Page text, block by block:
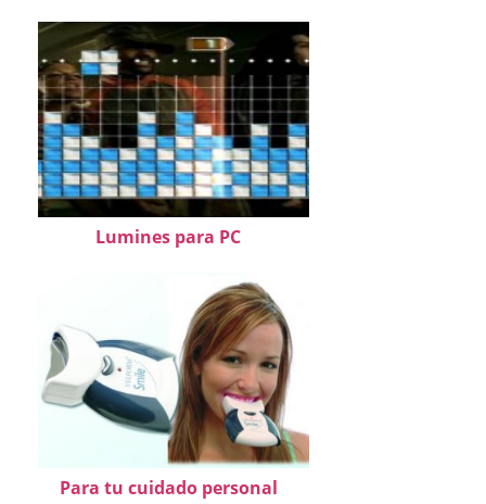
Lumines para PC
Para tu cuidado personal